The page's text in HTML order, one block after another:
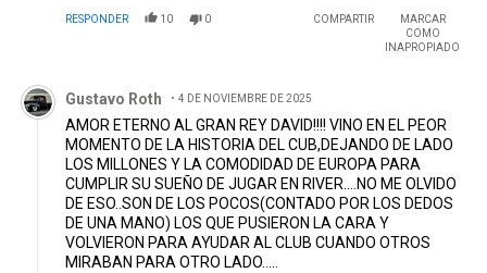
RESPONDER 10 0 COMPARTIR
MARCAR
COMO
INAPROPIADO
Comentario de Gustavo Roth.
Gustavo Roth 4 DE NOVIEMBRE DE 2025
AMOR ETERNO AL GRAN REY DAVID!!!! VINO EN EL PEOR
MOMENTO DE LA HISTORIA DEL CUB,DEJANDO DE LADO
LOS MILLONES Y LA COMODIDAD DE EUROPA PARA
CUMPLIR SU SUEÑO DE JUGAR EN RIVER....NO ME OLVIDO
DE ESO..SON DE LOS POCOS(CONTADO POR LOS DEDOS
DE UNA MANO) LOS QUE PUSIERON LA CARA Y
VOLVIERON PARA AYUDAR AL CLUB CUANDO OTROS
MIRABAN PARA OTRO LADO.....